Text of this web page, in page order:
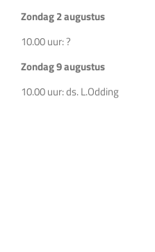
Zondag 2 augustus
10.00 uur: ?
Zondag 9 augustus
10.00 uur: ds. L.Odding